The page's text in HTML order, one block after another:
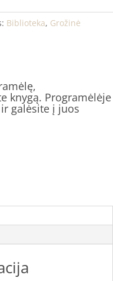
Biblioteka, Grožinė
knygą. Programėlėje
galėsite į juos